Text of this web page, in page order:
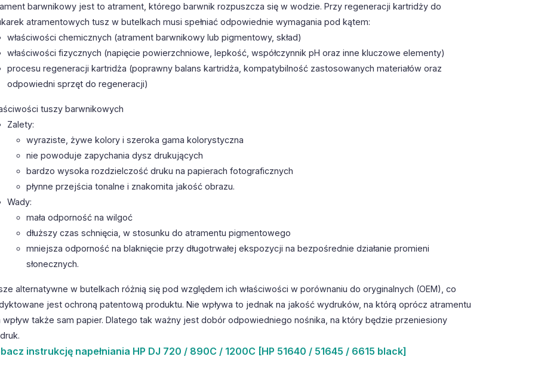
barwnikowy jest to atrament, którego barwnik rozpuszcza się w wodzie. Przy regeneracji kartridży do
atramentowych tusz w butelkach musi spełniać odpowiednie wymagania pod kątem:
właściwości chemicznych (atrament barwnikowy lub pigmentowy, skład)
właściwości fizycznych (napięcie powierzchniowe, lepkość, współczynnik pH oraz inne kluczowe elementy)
procesu regeneracji kartridża (poprawny balans kartridża, kompatybilność zastosowanych materiałów oraz
odpowiedni sprzęt do regeneracji)
tuszy barwnikowych
Zalety:
wyraziste, żywe kolory i szeroka gama kolorystyczna
nie powoduje zapychania dysz drukujących
bardzo wysoka rozdzielczość druku na papierach fotograficznych
płynne przejścia tonalne i znakomita jakość obrazu.
Wady:
mała odporność na wilgoć
dłuższy czas schnięcia, w stosunku do atramentu pigmentowego
mniejsza odporność na blaknięcie przy długotrwałej ekspozycji na bezpośrednie działanie promieni
słonecznych.
alternatywne w butelkach różnią się pod względem ich właściwości w porównaniu do oryginalnych (OEM), co
jest ochroną patentową produktu. Nie wpływa to jednak na jakość wydruków, na którą oprócz atramentu
wpływ także sam papier. Dlatego tak ważny jest dobór odpowiedniego nośnika, na który będzie przeniesiony
instrukcję napełniania HP DJ 720 / 890C / 1200C [HP 51640 / 51645 / 6615 black]